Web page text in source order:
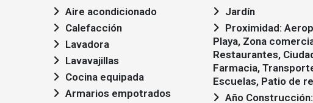
Aire acondicionado
Calefacción
Lavadora
Lavavajillas
Cocina equipada
Armarios empotrados
Jardín
Playa, Zona
Restaurantes,
Farmacia,
Escuelas, Patio de